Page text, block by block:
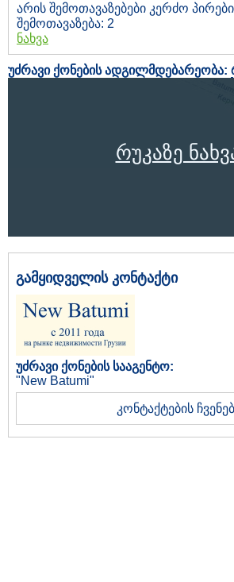
არის შემოთავაზებები კერძო
შემოთავაზება: 2
ნახვა
უძრავი ქონების ადგილმდებარეობა:
რუკაზე
გამყიდველის კონტაქტი
უძრავი ქონების სააგენტო:
"New Batumi"
კონტაქტების